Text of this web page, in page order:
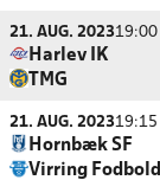
21. AUG. 202319:00
Harlev IK
TMG
21. AUG. 202319:15
Hornbæk SF
Virring Fodbold